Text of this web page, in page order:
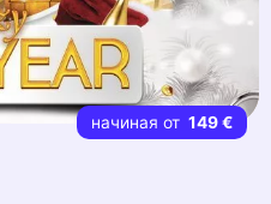
начиная от 149 €